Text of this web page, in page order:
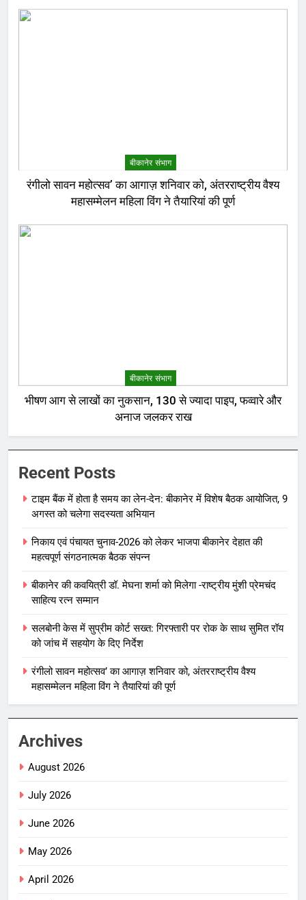
बीकानेर संभाग
रंगीलो सावन महोत्सव’ का आगाज़ शनिवार को, अंतरराष्ट्रीय वैश्य
महासम्मेलन महिला विंग ने तैयारियां की पूर्ण
बीकानेर संभाग
भीषण आग से लाखों का नुकसान, 130 से ज्यादा पाइप, फव्वारे और
अनाज जलकर राख
Recent Posts
टाइम बैंक में होता है समय का लेन-देन: बीकानेर में विशेष बैठक आयोजित, 9
अगस्त को चलेगा सदस्यता अभियान
निकाय एवं पंचायत चुनाव-2026 को लेकर भाजपा बीकानेर देहात की
महत्वपूर्ण संगठनात्मक बैठक संपन्न
बीकानेर की कवयित्री डॉ. मेघना शर्मा को मिलेगा -राष्ट्रीय मुंशी प्रेमचंद
साहित्य रत्न सम्मान
सलबोनी केस में सुप्रीम कोर्ट सख्त: गिरफ्तारी पर रोक के साथ सुमित रॉय
को जांच में सहयोग के दिए निर्देश
रंगीलो सावन महोत्सव’ का आगाज़ शनिवार को, अंतरराष्ट्रीय वैश्य
महासम्मेलन महिला विंग ने तैयारियां की पूर्ण
Archives
August 2026
July 2026
June 2026
May 2026
April 2026